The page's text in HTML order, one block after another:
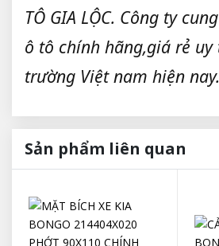
TÔ GIA LỘC. Công ty
ô tô chính hãng,giá rẻ
trường Việt nam hiện nay.
Sản phẩm liên quan